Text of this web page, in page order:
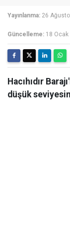
Yayınlanma: 26
Güncelleme: 18 Ocak
Hacıhıdır
düşük